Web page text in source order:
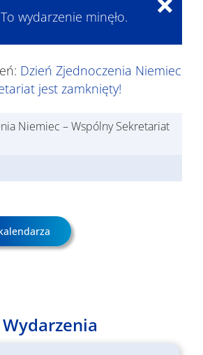
To wydarzenie minęło.
×
Dzień Zjednoczenia Niemiec
jest zamknięty!
Niemiec – Wspólny Sekretariat